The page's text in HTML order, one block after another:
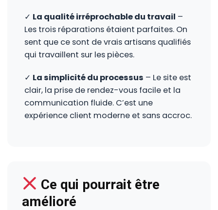
✓ La qualité irréprochable du travail –
Les trois réparations étaient parfaites. On
sent que ce sont de vrais artisans qualifiés
qui travaillent sur les pièces.
✓ La simplicité du processus – Le site est
clair, la prise de rendez-vous facile et la
communication fluide. C’est une
expérience client moderne et sans accroc.
Ce qui pourrait être
amélioré